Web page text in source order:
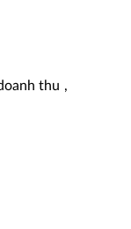
thu ,